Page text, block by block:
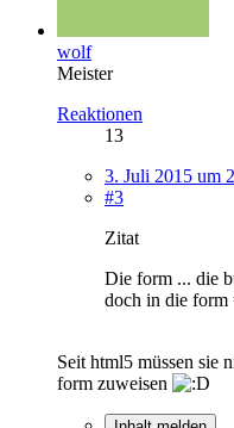
wolf
Meister
Reaktionen
13
3. Juli 2015 um
#3
Zitat
Die form ... die
doch in die form
Seit html5 müssen sie
form zuweisen